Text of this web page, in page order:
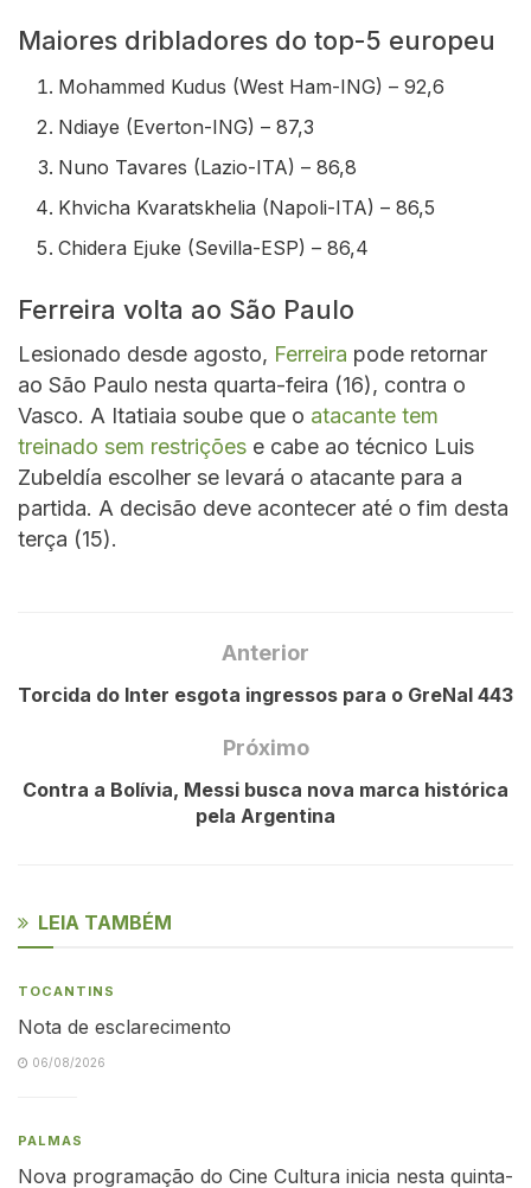
Maiores dribladores do top-5 europeu
Mohammed Kudus (West Ham-ING) – 92,6
Ndiaye (Everton-ING) – 87,3
Nuno Tavares (Lazio-ITA) – 86,8
Khvicha Kvaratskhelia (Napoli-ITA) – 86,5
Chidera Ejuke (Sevilla-ESP) – 86,4
Ferreira volta ao São Paulo
Lesionado desde agosto, Ferreira pode retornar
ao São Paulo nesta quarta-feira (16), contra o
Vasco. A Itatiaia soube que o atacante tem
treinado sem restrições e cabe ao técnico Luis
Zubeldía escolher se levará o atacante para a
partida. A decisão deve acontecer até o fim desta
terça (15).
Anterior
Torcida do Inter esgota ingressos para o GreNal 443
Próximo
Contra a Bolívia, Messi busca nova marca histórica
pela Argentina
LEIA TAMBÉM
TOCANTINS
Nota de esclarecimento
06/08/2026
PALMAS
Nova programação do Cine Cultura inicia nesta quinta-